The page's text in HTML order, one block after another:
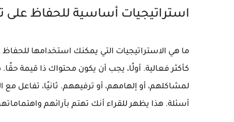
استراتيجيات أساسية للحفاظ على
ما هي الاستراتيجيات التي يمكنك استخدامها
كأكثر فعالية. أولًا، يجب أن يكون محتواك ذا قيمة
لمشاكلهم، أو إلهامهم، أو ترفيههم. ثانيًا، تفاعل
أسئلة. هذا يظهر للقراء أنك تهتم بآرائهم